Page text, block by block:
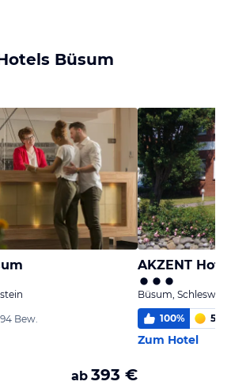
Büsum
Bew.
ab 393 €
AKZENT
Büsum,
100% 5,9
Zum Hotel